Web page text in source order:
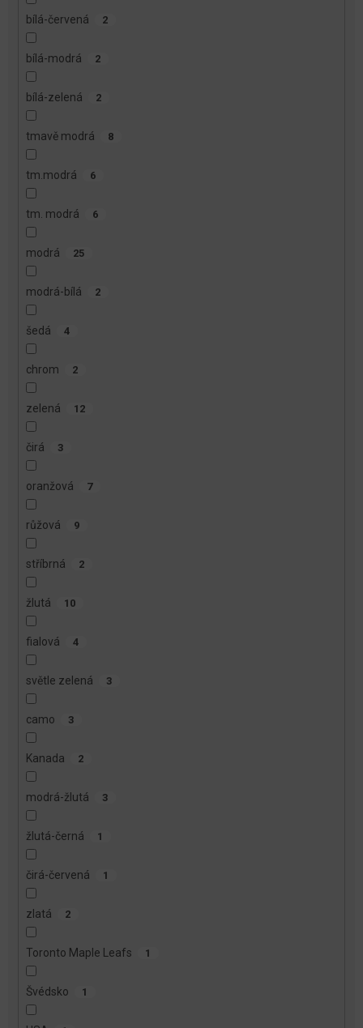
bílá-červená 2
bílá-modrá 2
bílá-zelená 2
tmavě modrá 8
tm.modrá 6
tm. modrá 6
modrá 25
modrá-bílá 2
šedá 4
chrom 2
zelená 12
čirá 3
oranžová 7
růžová 9
stříbrná 2
žlutá 10
fialová 4
světle zelená 3
camo 3
Kanada 2
modrá-žlutá 3
žlutá-černá 1
čirá-červená 1
zlatá 2
Toronto Maple Leafs 1
Švédsko 1